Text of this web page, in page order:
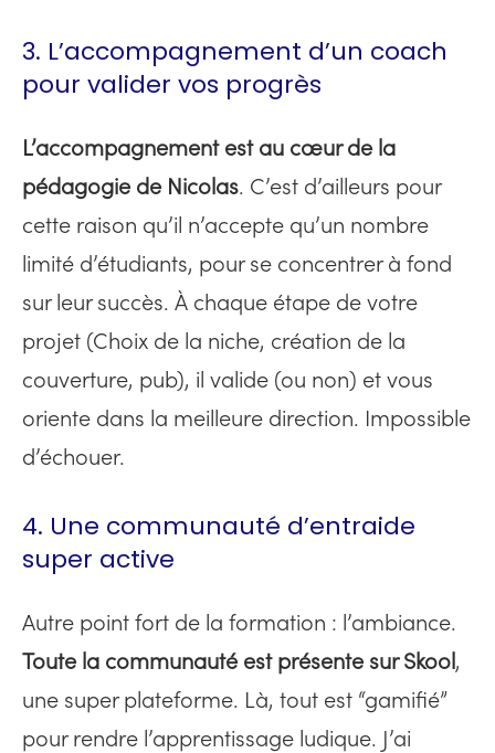
3. L’accompagnement d’un coach
pour valider vos progrès
L’accompagnement est au cœur de la
pédagogie de Nicolas. C’est d’ailleurs pour
cette raison qu’il n’accepte qu’un nombre
limité d’étudiants, pour se concentrer à fond
sur leur succès. À chaque étape de votre
projet (Choix de la niche, création de la
couverture, pub), il valide (ou non) et vous
oriente dans la meilleure direction. Impossible
d’échouer.
4. Une communauté d’entraide
super active
Autre point fort de la formation : l’ambiance.
Toute la communauté est présente sur Skool ,
une super plateforme. Là, tout est “gamifié”
pour rendre l’apprentissage ludique. J’ai